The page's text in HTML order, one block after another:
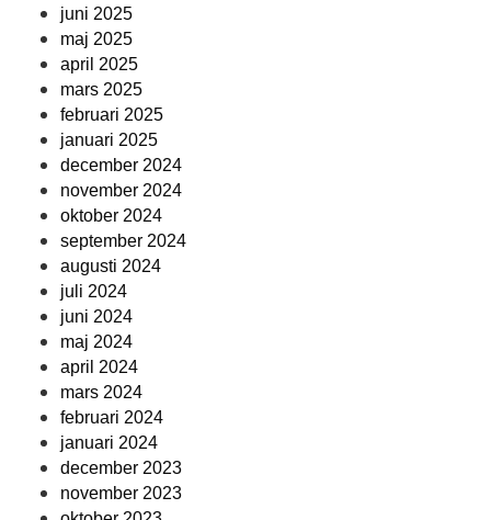
juni 2025
maj 2025
april 2025
mars 2025
februari 2025
januari 2025
december 2024
november 2024
oktober 2024
september 2024
augusti 2024
juli 2024
juni 2024
maj 2024
april 2024
mars 2024
februari 2024
januari 2024
december 2023
november 2023